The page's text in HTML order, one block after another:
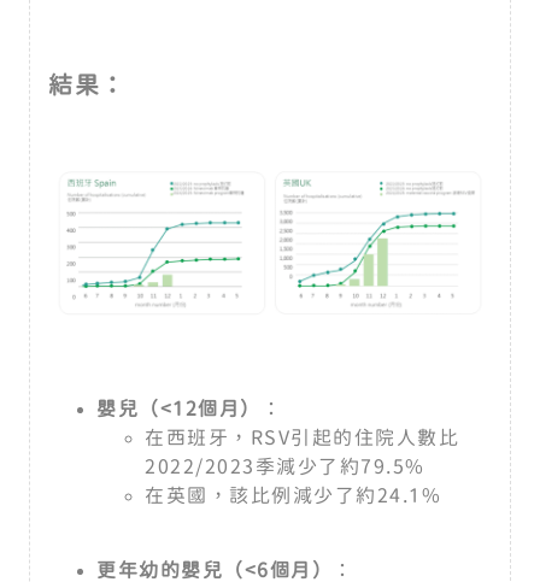
結果：
嬰兒（<12個月）
：
在西班牙，RSV引起的住院人數比
2022/2023季減少了約79.5%
在英國，該比例減少了約24.1%
更年幼的嬰兒（<6個月）
：